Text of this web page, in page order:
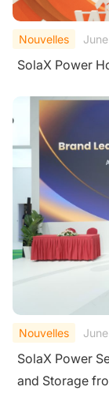
Nouvelles
SolaX Power
Nouvelles
SolaX Power
and Storage